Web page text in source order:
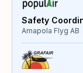
Safety
Amapola Flyg AB